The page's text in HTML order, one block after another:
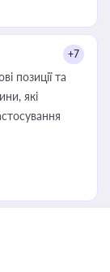
+7
позиції та
які